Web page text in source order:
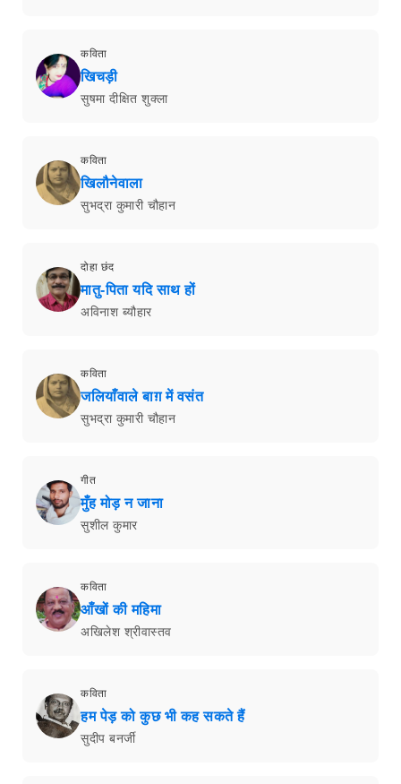
कविता
खिचड़ी
सुषमा दीक्षित शुक्ला
कविता
खिलौनेवाला
सुभद्रा कुमारी चौहान
दोहा छंद
मातु-पिता यदि साथ हों
अविनाश ब्यौहार
कविता
जलियाँवाले बाग़ में वसंत
सुभद्रा कुमारी चौहान
गीत
मुँह मोड़ न जाना
सुशील कुमार
कविता
आँखों की महिमा
अखिलेश श्रीवास्तव
कविता
हम पेड़ को कुछ भी कह सकते हैं
सुदीप बनर्जी